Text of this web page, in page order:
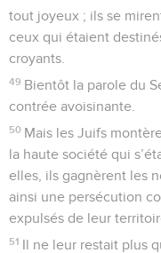
tout joyeux ; ils se
ceux qui étaient
croyants.
49 Bientôt la parole du
contrée avoisinante.
50 Mais les Juifs
la haute société qui
elles, ils gagnèrent les
ainsi une persécution
expulsés de leur
51 Il ne leur restait plus